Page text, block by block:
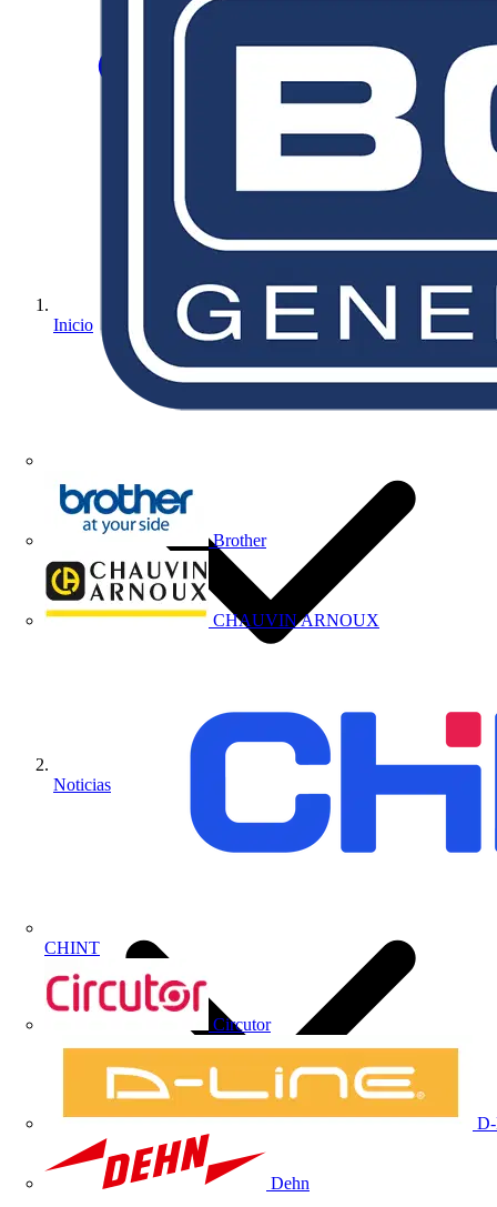
Brother
CHAUVIN ARNOUX
CHINT
Circutor
Dehn
Inicio
Noticias